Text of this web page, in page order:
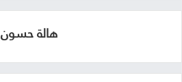
هالة حسون